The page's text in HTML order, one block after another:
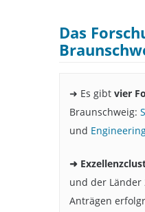
Das
➜ Es gibtvier
Braunschweig:
und
➜
und der Länder
Anträgen